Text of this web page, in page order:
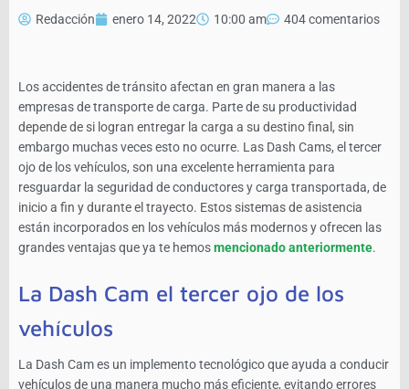
Redacción enero 14, 2022 10:00 am 404 comentarios
Los accidentes de tránsito afectan en gran manera a las
empresas de transporte de carga. Parte de su productividad
depende de si logran entregar la carga a su destino final, sin
embargo muchas veces esto no ocurre. Las Dash Cams, el tercer
ojo de los vehículos, son una excelente herramienta para
resguardar la seguridad de conductores y carga transportada, de
inicio a fin y durante el trayecto. Estos sistemas de asistencia
están incorporados en los vehículos más modernos y ofrecen las
grandes ventajas que ya te hemosmencionado anteriormente.
La Dash Cam el tercer ojo de los
vehículos
La Dash Cam es un implemento tecnológico que ayuda a conducir
vehículos de una manera mucho más eficiente, evitando errores